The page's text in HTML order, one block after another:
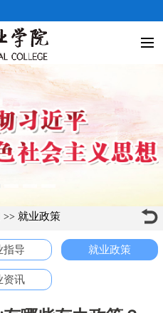
>> 就业政策
指导 就业政策
资讯